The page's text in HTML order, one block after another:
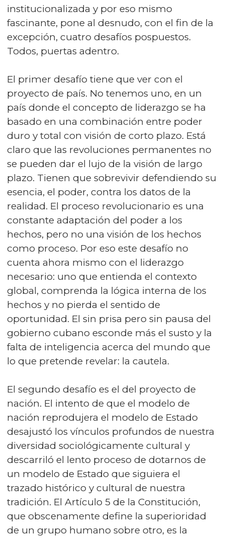
institucionalizada y por eso mismo
fascinante, pone al desnudo, con el fin de la
excepción, cuatro desafíos pospuestos.
Todos, puertas adentro.
El primer desafío tiene que ver con el
proyecto de país. No tenemos uno, en un
país donde el concepto de liderazgo se ha
basado en una combinación entre poder
duro y total con visión de corto plazo. Está
claro que las revoluciones permanentes no
se pueden dar el lujo de la visión de largo
plazo. Tienen que sobrevivir defendiendo su
esencia, el poder, contra los datos de la
realidad. El proceso revolucionario es una
constante adaptación del poder a los
hechos, pero no una visión de los hechos
como proceso. Por eso este desafío no
cuenta ahora mismo con el liderazgo
necesario: uno que entienda el contexto
global, comprenda la lógica interna de los
hechos y no pierda el sentido de
oportunidad. El sin prisa pero sin pausa del
gobierno cubano esconde más el susto y la
falta de inteligencia acerca del mundo que
lo que pretende revelar: la cautela.
El segundo desafío es el del proyecto de
nación. El intento de que el modelo de
nación reprodujera el modelo de Estado
desajustó los vínculos profundos de nuestra
diversidad sociológicamente cultural y
descarriló el lento proceso de dotarnos de
un modelo de Estado que siguiera el
trazado histórico y cultural de nuestra
tradición. El Artículo 5 de la Constitución,
que obscenamente define la superioridad
de un grupo humano sobre otro, es la